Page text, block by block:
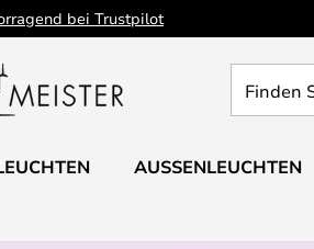
bei Trustpilot
Sie
Leuchte...
AUSSENLEUCHTEN